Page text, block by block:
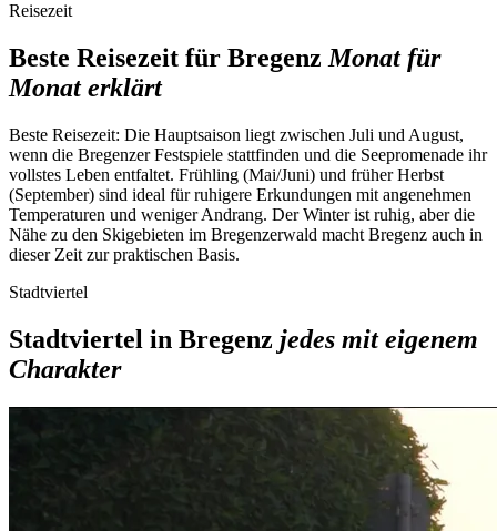
Reisezeit
Beste Reisezeit für Bregenz Monat für
Monat erklärt
Beste Reisezeit: Die Hauptsaison liegt zwischen Juli und August,
wenn die Bregenzer Festspiele stattfinden und die Seepromenade ihr
vollstes Leben entfaltet. Frühling (Mai/Juni) und früher Herbst
(September) sind ideal für ruhigere Erkundungen mit angenehmen
Temperaturen und weniger Andrang. Der Winter ist ruhig, aber die
Nähe zu den Skigebieten im Bregenzerwald macht Bregenz auch in
dieser Zeit zur praktischen Basis.
Stadtviertel
Stadtviertel in Bregenz jedes mit eigenem
Charakter